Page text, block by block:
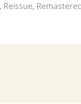
Reissue,